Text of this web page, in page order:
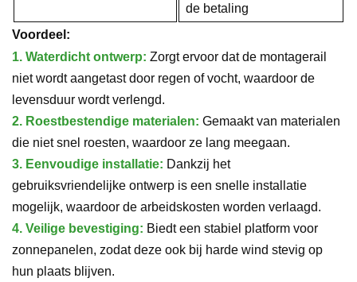
de betaling
Voordeel:
1. Waterdicht ontwerp: Zorgt ervoor dat de montagerail
niet wordt aangetast door regen of vocht, waardoor de
levensduur wordt verlengd.
2. Roestbestendige materialen: Gemaakt van materialen
die niet snel roesten, waardoor ze lang meegaan.
3. Eenvoudige installatie: Dankzij het
gebruiksvriendelijke ontwerp is een snelle installatie
mogelijk, waardoor de arbeidskosten worden verlaagd.
4. Veilige bevestiging: Biedt een stabiel platform voor
zonnepanelen, zodat deze ook bij harde wind stevig op
hun plaats blijven.